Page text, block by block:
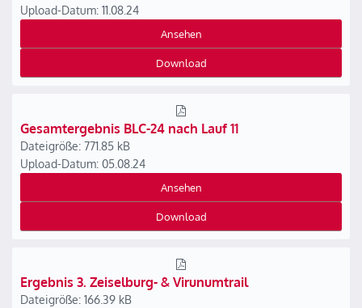
Upload-Datum: 11.08.24
Ansehen
Download
Gesamtergebnis BLC-24 nach Lauf 11
Dateigröße: 771.85 kB
Upload-Datum: 05.08.24
Ansehen
Download
Ergebnis 3. Zeiselburg- & Virunumtrail
Dateigröße: 166.39 kB